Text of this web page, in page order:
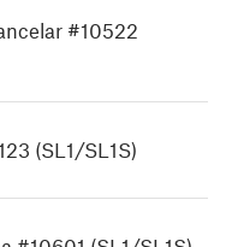
#10522
(SL1/SL1S)